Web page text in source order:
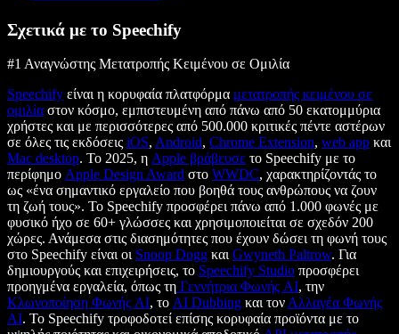
Σχετικά με το Speechify
#1 Αναγνώστης Μετατροπής Κειμένου σε Ομιλία
Speechify είναι η κορυφαία πλατφόρμα μετατροπής κειμένου σε
ομιλία στον κόσμο, εμπιστευμένη από πάνω από 50 εκατομμύρια
χρήστες και με περισσότερες από 500.000 κριτικές πέντε αστέρων
σε όλες τις εκδόσεις iOS, Android, Chrome Extension, web app και
Mac desktop. Το 2025, η Apple βράβευσε το Speechify με το
περίφημο Apple Design Award στο WWDC, χαρακτηρίζοντάς το
ως «ένα σημαντικό εργαλείο που βοηθά τους ανθρώπους να ζουν
τη ζωή τους». Το Speechify προσφέρει πάνω από 1.000 φωνές με
φυσικό ήχο σε 60+ γλώσσες και χρησιμοποιείται σε σχεδόν 200
χώρες. Ανάμεσα στις διασημότητες που έχουν δώσει τη φωνή τους
στο Speechify είναι οι Snoop Dogg και Gwyneth Paltrow. Για
δημιουργούς και επιχειρήσεις, το Speechify Studio προσφέρει
προηγμένα εργαλεία, όπως τη Γεννήτρια Φωνής AI, την
Κλωνοποίηση Φωνής AI, το AI Dubbing και τον Αλλαγέα Φωνής
AI. Το Speechify τροφοδοτεί επίσης κορυφαία προϊόντα με το